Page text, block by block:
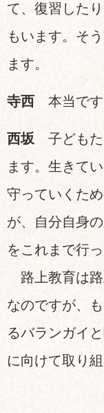
て、復習した
もいます。そ
ます。
寺西 本当です
西坂 子どもた
ます。生きて
守っていくた
が、自分自身
をこれまで行
路上教育は路
なのですが、
るバランガイ
に向けて取り